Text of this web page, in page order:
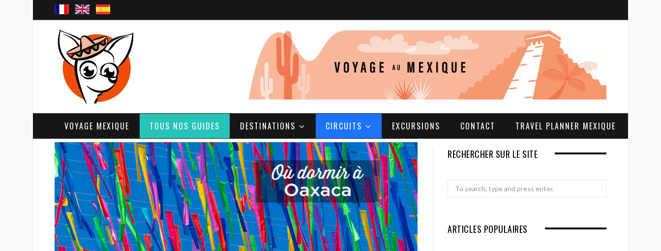
r
VOYAGE MEXIQUE TOUS NOS GUIDES DESTINATIONS CIRCUITS EXCURSIONS CONTACT TRAVEL PLANNER MEXIQUE
RECHERCHER SUR LE SITE
Search
for:
ARTICLES POPULAIRES